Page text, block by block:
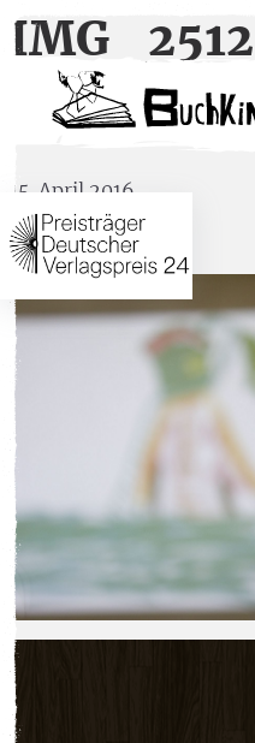
IMG_2512
IMG_2512
15. April 2016
←